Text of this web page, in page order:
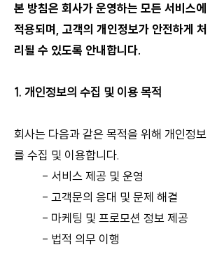
본 방침은 회사가 운영하는 모든 서비스에
적용되며, 고객의 개인정보가 안전하게 처
리될 수 있도록 안내합니다.
1. 개인정보의 수집 및 이용 목적
회사는 다음과 같은 목적을 위해 개인정보
를 수집 및 이용합니다.
- 서비스 제공 및 운영
- 고객문의 응대 및 문제 해결
- 마케팅 및 프로모션 정보 제공
- 법적 의무 이행